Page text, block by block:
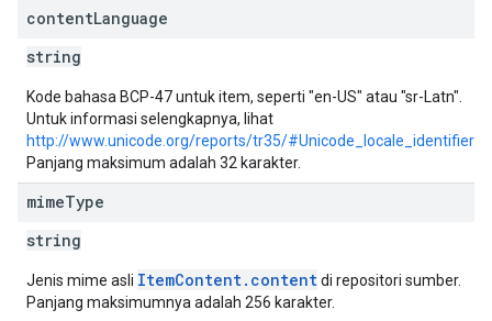
contentLanguage
string
Kode bahasa BCP-47 untuk item, seperti "en-US" atau "sr-Latn".
Untuk informasi selengkapnya, lihat
http://www.unicode.org/reports/tr35/#Unicode_locale_identifier.
Panjang maksimum adalah 32 karakter.
mimeType
string
Jenis mime asli ItemContent.contentdi repositori sumber.
Panjang maksimumnya adalah 256 karakter.